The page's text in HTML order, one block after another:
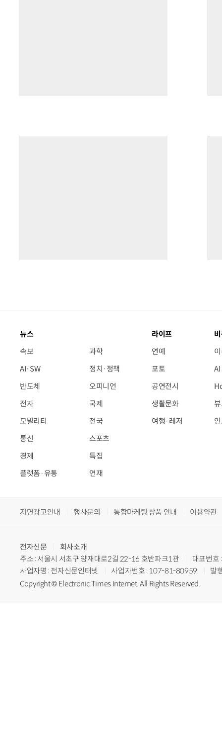
뉴스
속보
AI·SW
반도체
전자
모빌리티
통신
경제
플랫폼·유통
과학
정치·정책
오피니언
국제
전국
스포츠
특집
연재
라이프
연예
포토
공연전시
생활문화
여행·레저
지면광고안내 행사문의 통합마케팅 상품 안내 이용약관
전자신문
회사소개
주소 : 서울시 서초구 양재대로2길 22-16 호반파크1관
대표번
사업자명 : 전자신문인터넷
사업자번호 : 107-81-80959
발
Copyright © Electronic Times Internet. All Rights Reserved.